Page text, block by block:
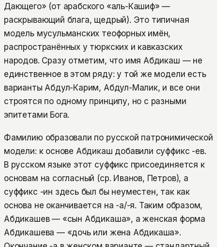
Дающего» (от арабского «аль-Кашиф» —
раскрывающий блага, щедрый). Это типичная
модель мусульманских теофорных имён,
распространённых у тюркских и кавказских
народов. Сразу отметим, что имя Абдикаш — не
единственное в этом ряду: у той же модели есть
варианты Абдул-Карим, Абдул-Малик, и все они
строятся по одному принципу, но с разными
эпитетами Бога.
Фамилию образовали по русской патронимической
модели: к основе Абдикаш добавили суффикс -ев.
В русском языке этот суффикс присоединяется к
основам на согласный (ср. Иванов, Петров), а
суффикс -ин здесь был бы неуместен, так как
основа не оканчивается на -а/-я. Таким образом,
Абдикашев — «сын Абдикаша», а женская форма
Абдикашева — «дочь или жена Абдикаша».